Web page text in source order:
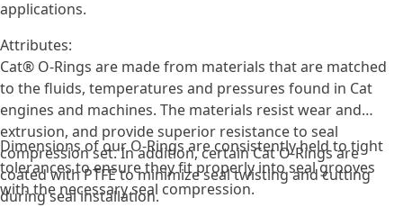
applications.
Attributes:
Cat® O-Rings are made from materials that are matched
to the fluids, temperatures and pressures found in Cat
engines and machines. The materials resist wear and
extrusion, and provide superior resistance to seal
compression set. In addition, certain Cat O-Rings are
coated with PTFE to minimize seal twisting and cutting
during seal installation.
Dimensions of our O-Rings are consistently held to tight
tolerances to ensure they fit properly into seal grooves
with the necessary seal compression.